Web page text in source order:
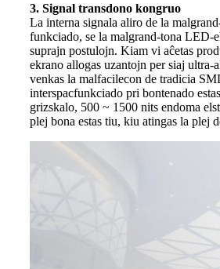
3. Signal transdono kongruo
La interna signala aliro de la
funkciado, se la malgrand-tona LED-
suprajn postulojn. Kiam vi aĉetas
ekrano allogas uzantojn per siaj
venkas la malfacilecon de tradicia
interspacfunkciado pri bontenado
grizskalo, 500 ~ 1500 nits endoma
plej bona estas tiu, kiu atingas la plej